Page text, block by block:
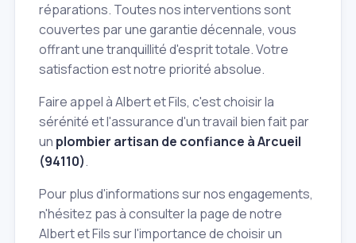
réparations. Toutes nos interventions sont
couvertes par une garantie décennale, vous
offrant une tranquillité d'esprit totale. Votre
satisfaction est notre priorité absolue.
Faire appel à Albert et Fils, c'est choisir la
sérénité et l'assurance d'un travail bien fait par
un plombier artisan de confiance à Arcueil
(94110).
Pour plus d'informations sur nos engagements,
n'hésitez pas à consulter la page de notre
Albert et Fils sur l'importance de choisir un